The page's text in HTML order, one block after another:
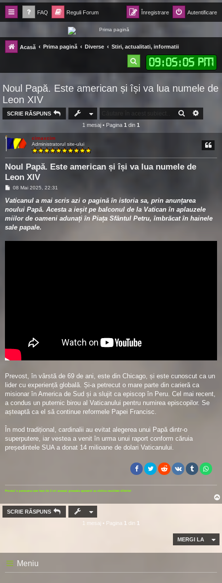
FAQ Reguli Forum Autentificare
Înregistrare
Forum Ecolomania™®
-= Idei pentru viitor =-
Acasă Prima pagină Diverse Stiri, actualitati, informatii
09:05:05 PM
ă
u
a
Noul Papă. Este american și își va lua numele de
Leon XIV
SCRIE RĂSPUNS CĂUTARE
1 mesaj • Pagina 1 din 1
cimaxcim
Administratorul site-ului
Noul Papă. Este american și își va lua numele de
Leon XIV
M
s
j
08 Mai 2025, 22:31
Vaticanul a mai scris azi o pagină în istoria sa, prin anunțarea
noului Papă. Acesta a ieșit pe balconul de la Vatican în aplauzele
miilor de oameni adunați în Piața Sfântul Petru, îmbrăcat în hainele
sale papale.
Prevost, în vârstă de 69 de ani, este din Chicago, și este cunoscut ca un
lider cu experiență globală. Și-a petrecut o mare parte din carieră ca
misionar în America de Sud și a slujit ca episcop în Peru. Cel mai recent,
a condus un puternic birou al Vaticanului pentru numirea episcopilor. Se
așteaptă ca el să continue reformele Papei Francisc.
În mod tradițional, cardinalii au evitat alegerea unui Papă dintr-o
superputere, iar vestea a venit în urma unui raport conform căruia
președintele SUA a donat 14 milioane de dolari Vaticanului.
Prostul e persoana care face de 2 ori aceeasi greseala sperand sa obtina rezultate diferite!
SCRIE RĂSPUNS
1 mesaj • Pagina 1 din 1
MERGI LA
Meniu